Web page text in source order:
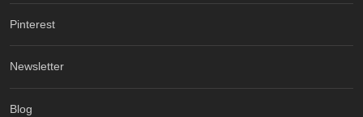
Pinterest
Newsletter
Blog